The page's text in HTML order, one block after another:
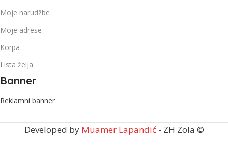
Moje narudžbe
Moje adrese
Korpa
Lista želja
Banner
Reklamni banner
Developed by Muamer Lapandić- ZH Zola ©